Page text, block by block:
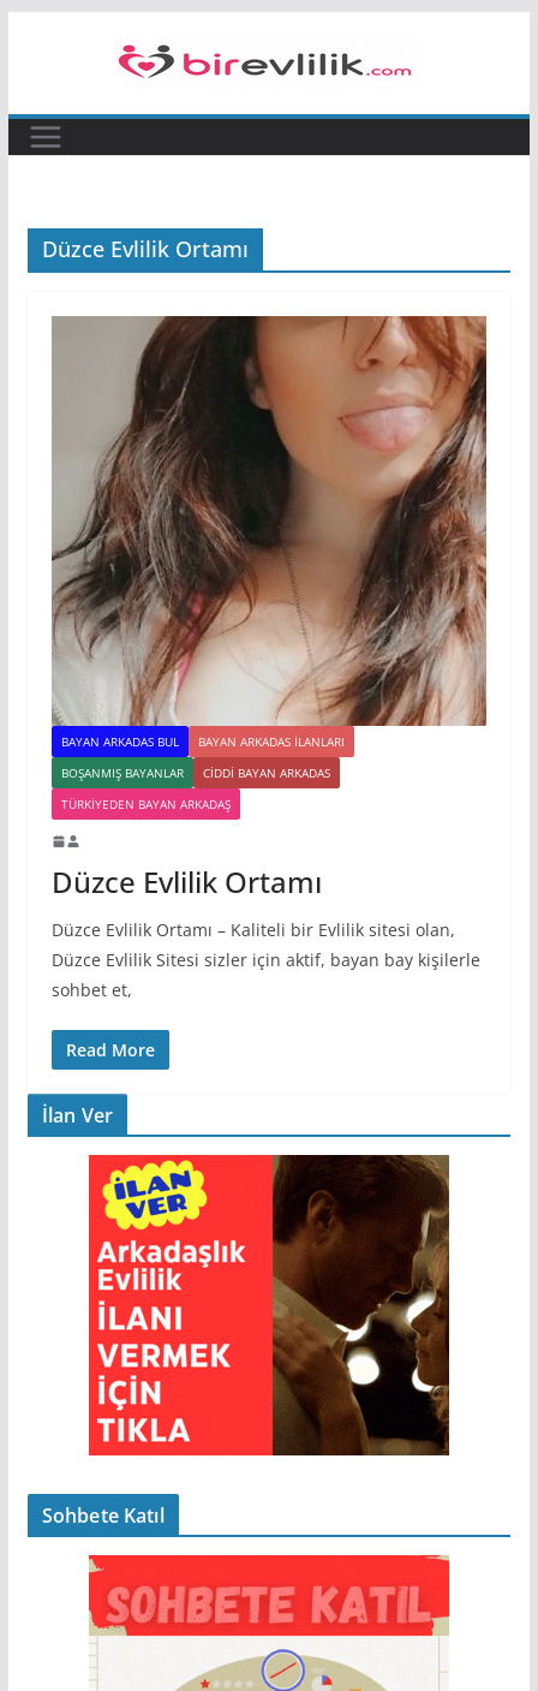
Düzce Evlilik Ortamı
BAYAN ARKADAS BUL
BAYAN ARKADAS ILANLARI
BOŞANMIŞ BAYANLAR
CIDDI BAYAN ARKADAS
TÜRKIYEDEN BAYAN ARKADAŞ
Düzce Evlilik Ortamı
Düzce Evlilik Ortamı – Kaliteli bir Evlilik sitesi olan,
Düzce Evlilik Sitesi sizler için aktif, bayan bay kişilerle
sohbet et,
Read More
İlan Ver
Sohbete Katıl